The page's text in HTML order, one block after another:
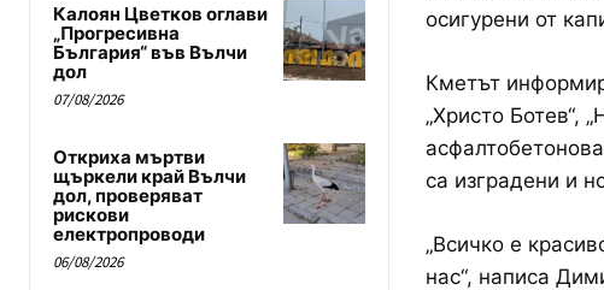
Калоян Цветков оглави
„Прогресивна
България“ във Вълчи
дол
07/08/2026
Откриха мъртви
щъркели край Вълчи
дол, проверяват
рискови
електропроводи
06/08/2026
осигурени от
Кметът
„Христо Ботев“,
са изградени и
„Всичко е
нас“, написа